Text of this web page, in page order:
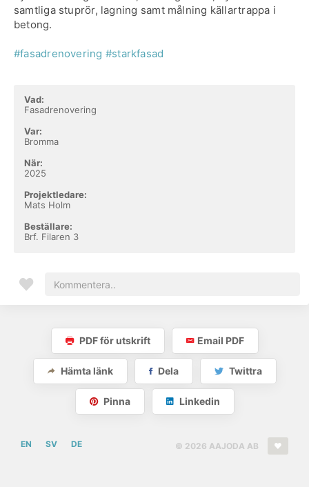
samtliga stuprör, lagning samt målning källartrappa i
betong.
#fasadrenovering #starkfasad
Vad:
Fasadrenovering
Var:
Bromma
När:
2025
Projektledare:
Mats Holm
Beställare:
Brf. Filaren 3
PDF för utskrift Email PDF
Hämta länk Dela Twittra
Pinna Linkedin
© 2026 AAJODA AB
EN SV DE